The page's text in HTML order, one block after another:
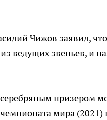
Чижов заявил,
ведущих звеньев, и
призером
мира (2021)